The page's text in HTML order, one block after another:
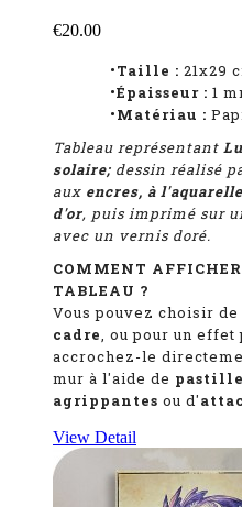
€20.00
•Taille : 21x29
•Épaisseur : 1
•Matériau :
Tableau représentant
solaire; dessin réalisé
aux encres, à
d'or, puis imprimé sur
avec un vernis doré.
COMMENT
TABLEAU ?
Vous pouvez choisir
cadre, ou pour un effet
accrochez-le
mur à l'aide de
agrippantes ou d'
View Detail